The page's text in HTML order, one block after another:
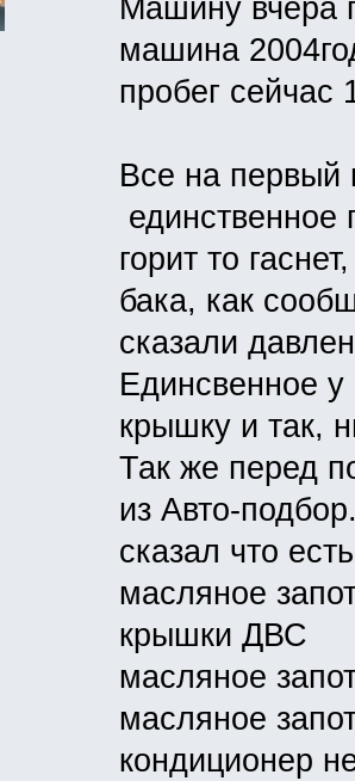
Машину вчера
машина
пробег сейчас
Все на первый
единственное
горит то
бака, как
сказали
Единсвенное у
крышку и так,
Так же перед
из Авто-
сказал что
масляное
крышки ДВС
масляное
масляное
кондиционер